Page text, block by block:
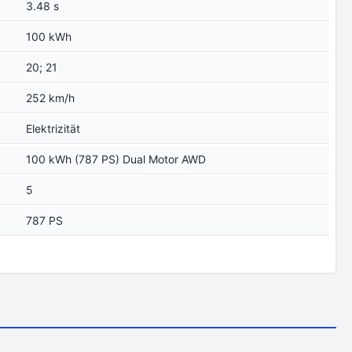
3.48 s
100 kWh
20; 21
252 km/h
Elektrizität
100 kWh (787 PS) Dual Motor AWD
5
787 PS